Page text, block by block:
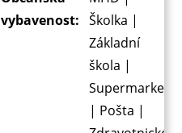
vybavenost: Školka |
Základní
škola |
Supermarket
| Pošta |